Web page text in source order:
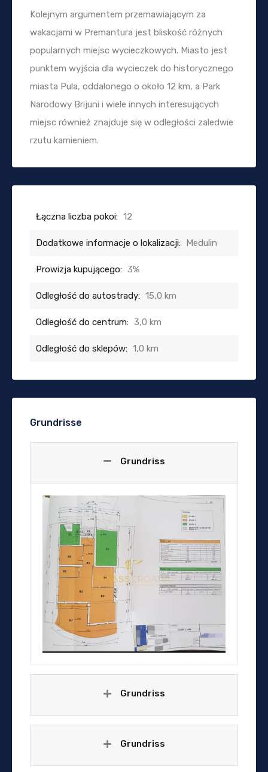
Kolejnym argumentem przemawiającym za
wakacjami w Premantura jest bliskość różnych
popularnych miejsc wycieczkowych. Miasto jest
punktem wyjścia dla wycieczek do historycznego
miasta Pula, oddalonego o około 12 km, a Park
Narodowy Brijuni i wiele innych interesujących
miejsc również znajduje się w odległości zaledwie
rzutu kamieniem.
Łączna liczba pokoi: 12
Dodatkowe informacje o lokalizacji: Medulin
Prowizja kupującego: 3%
Odległość do autostrady: 15,0 km
Odległość do centrum: 3,0 km
Odległość do sklepów: 1,0 km
Grundrisse
Grundriss
Grundriss
Grundriss